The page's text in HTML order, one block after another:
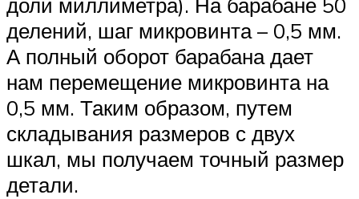
делений, шаг микровинта – 0,5 мм.
А полный оборот барабана дает
нам перемещение микровинта на
0,5 мм. Таким образом, путем
складывания размеров с двух
шкал, мы получаем точный размер
детали.